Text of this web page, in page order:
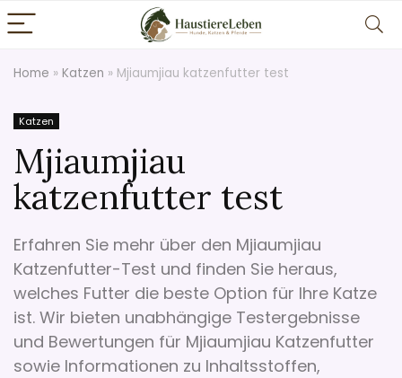
Home » Katzen » Mjiaumjiau katzenfutter test
Katzen
Mjiaumjiau
katzenfutter test
Erfahren Sie mehr über den Mjiaumjiau
Katzenfutter-Test und finden Sie heraus,
welches Futter die beste Option für Ihre Katze
ist. Wir bieten unabhängige Testergebnisse
und Bewertungen für Mjiaumjiau Katzenfutter
sowie Informationen zu Inhaltsstoffen,